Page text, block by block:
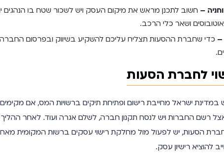
– חשוב לתכנן מראש את מיקום העסק ויש לשכור שטח בו הנהגים
ושאר כלי הרכב.
– כדי שחברת ההסעות תצליח עליכם להשקיע בשיווק ובפרסום
לחברת הסעות
ישראל מחייבת רישום ופתיחת תיקים ברשויות המס, אם
רשם החברות ויש לנסח תקנון חברה, לשלם אגרה ועוד. לאחר ההליך
הסעות, יש לפעול מול מחלקת רישוי עסקים ברשות המקומית
להוציא רישיון עסק.